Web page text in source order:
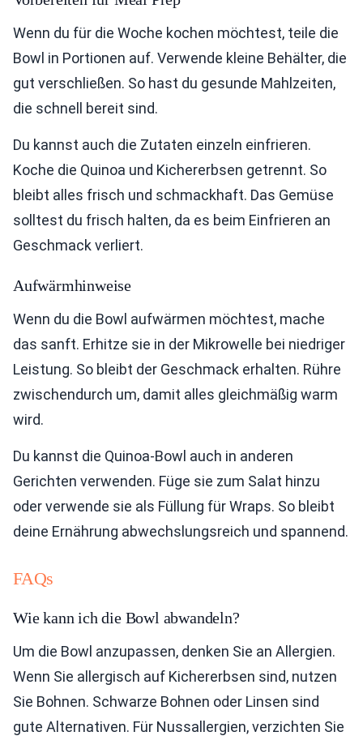
Wenn du für die Woche kochen möchtest, teile die
Bowl in Portionen auf. Verwende kleine Behälter, die
gut verschließen. So hast du gesunde Mahlzeiten,
die schnell bereit sind.
Du kannst auch die Zutaten einzeln einfrieren.
Koche die Quinoa und Kichererbsen getrennt. So
bleibt alles frisch und schmackhaft. Das Gemüse
solltest du frisch halten, da es beim Einfrieren an
Geschmack verliert.
Aufwärmhinweise
Wenn du die Bowl aufwärmen möchtest, mache
das sanft. Erhitze sie in der Mikrowelle bei niedriger
Leistung. So bleibt der Geschmack erhalten. Rühre
zwischendurch um, damit alles gleichmäßig warm
wird.
Du kannst die Quinoa-Bowl auch in anderen
Gerichten verwenden. Füge sie zum Salat hinzu
oder verwende sie als Füllung für Wraps. So bleibt
deine Ernährung abwechslungsreich und spannend.
FAQs
Wie kann ich die Bowl abwandeln?
Um die Bowl anzupassen, denken Sie an Allergien.
Wenn Sie allergisch auf Kichererbsen sind, nutzen
Sie Bohnen. Schwarze Bohnen oder Linsen sind
gute Alternativen. Für Nussallergien, verzichten Sie